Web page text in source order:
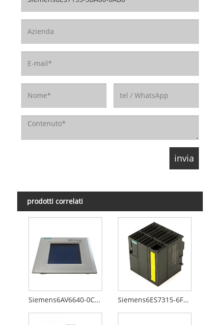
prodotti correlati
Siemens6AV6640-0CA01-0AX0 Siemens6ES7315-6FF00-0AB0